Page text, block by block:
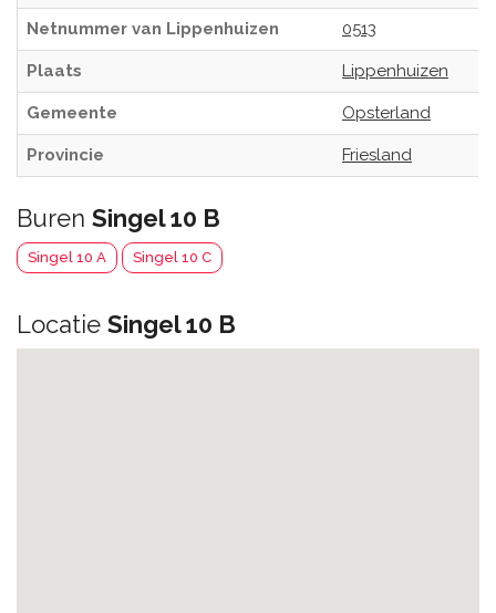
Netnummer van Lippenhuizen 0513
Plaats Lippenhuizen
Gemeente Opsterland
Provincie Friesland
Buren Singel 10 B
Singel 10 A Singel 10 C
Locatie Singel 10 B